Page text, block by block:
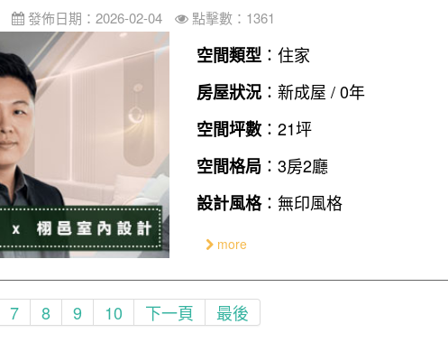
發佈日期：2026-02-04 點擊數：1361
空間類型 ：住家
房屋狀況 ：新成屋 / 0年
空間坪數 ：21坪
空間格局 ：3房2廳
設計風格：無印風格
more
7 8 9 10 下一頁 最後